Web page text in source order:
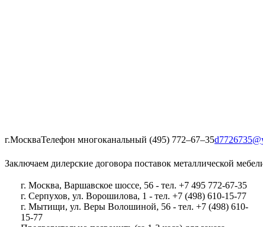
г.МоскваТелефон многоканальный (495) 772‒67‒35
Заключаем дилерские договора поставок металлической
г. Москва, Варшавское шоссе, 56 - тел. +7 495 772-67-35
г. Серпухов, ул. Ворошилова, 1 - тел. +7 (498) 610-15-77
г. Мытищи, ул. Веры Волошиной, 56 - тел. +7 (498) 610-
15-77